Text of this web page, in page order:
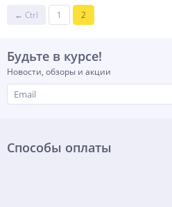
← Ctrl 1 2
Будьте в курсе!
Новости, обзоры и акции
Способы оплаты